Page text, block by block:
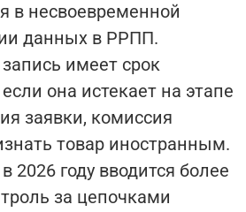
в несвоевременной
данных в РРПП.
имеет срок
она истекает на этапе
заявки, комиссия
товар иностранным.
2026 году вводится более
за цепочками